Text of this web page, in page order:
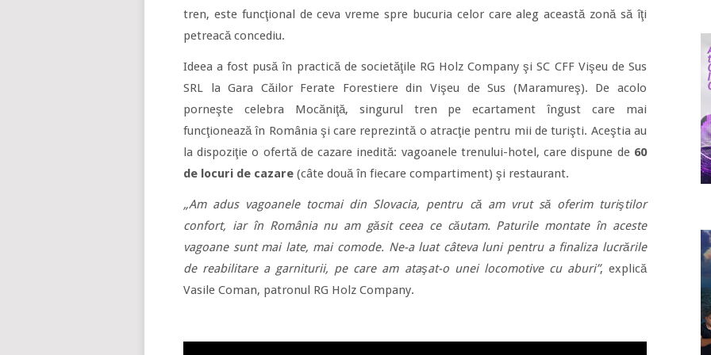
tren, este funcţional de ceva vreme spre bucuria celor care aleg această zonă să îţi
petreacă concediu.
Ideea a fost pusă în practică de societăţile RG Holz Company şi SC CFF Vişeu de Sus
SRL la Gara Căilor Ferate Forestiere din Vişeu de Sus (Maramureş). De acolo
porneşte celebra Mocăniţă, singurul tren pe ecartament îngust care mai
funcţionează în România şi care reprezintă o atracţie pentru mii de turişti. Aceştia au
la dispoziţie o ofertă de cazare inedită: vagoanele trenului-hotel, care dispune de 60
de locuri de cazare (câte două în fiecare compartiment) şi restaurant.
„Am adus vagoanele tocmai din Slovacia, pentru că am vrut să oferim turiştilor
confort, iar în România nu am găsit ceea ce căutam. Paturile montate în aceste
vagoane sunt mai late, mai comode. Ne-a luat câteva luni pentru a finaliza lucrările
de reabilitare a garniturii, pe care am ataşat-o unei locomotive cu aburi”, explică
Vasile Coman, patronul RG Holz Company.